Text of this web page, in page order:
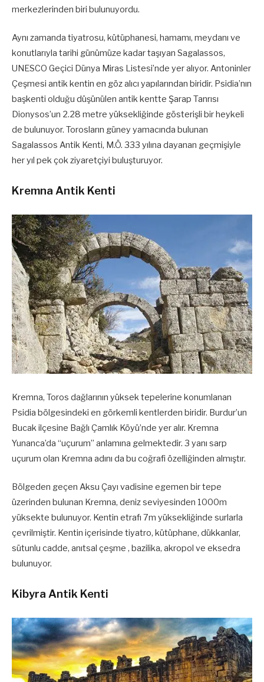
merkezlerinden biri bulunuyordu.
Aynı zamanda tiyatrosu, kütüphanesi, hamamı, meydanı ve
konutlarıyla tarihi günümüze kadar taşıyan Sagalassos,
UNESCO Geçici Dünya Miras Listesi’nde yer alıyor. Antoninler
Çeşmesi antik kentin en göz alıcı yapılarından biridir. Psidia’nın
başkenti olduğu düşünülen antik kentte Şarap Tanrısı
Dionysos’un 2.28 metre yüksekliğinde gösterişli bir heykeli
de bulunuyor. Torosların güney yamacında bulunan
Sagalassos Antik Kenti, M.Ö. 333 yılına dayanan geçmişiyle
her yıl pek çok ziyaretçiyi buluşturuyor.
Kremna Antik Kenti
Kremna, Toros dağlarının yüksek tepelerine konumlanan
Psidia bölgesindeki en görkemli kentlerden biridir. Burdur’un
Bucak ilçesine Bağlı Çamlık Köyü’nde yer alır. Kremna
Yunanca’da “uçurum” anlamına gelmektedir. 3 yanı sarp
uçurum olan Kremna adını da bu coğrafi özelliğinden almıştır.
Bölgeden geçen Aksu Çayı vadisine egemen bir tepe
üzerinden bulunan Kremna, deniz seviyesinden 1000m
yüksekte bulunuyor. Kentin etrafı 7m yüksekliğinde surlarla
çevrilmiştir. Kentin içerisinde tiyatro, kütüphane, dükkanlar,
sütunlu cadde, anıtsal çeşme , bazilika, akropol ve eksedra
bulunuyor.
Kibyra Antik Kenti